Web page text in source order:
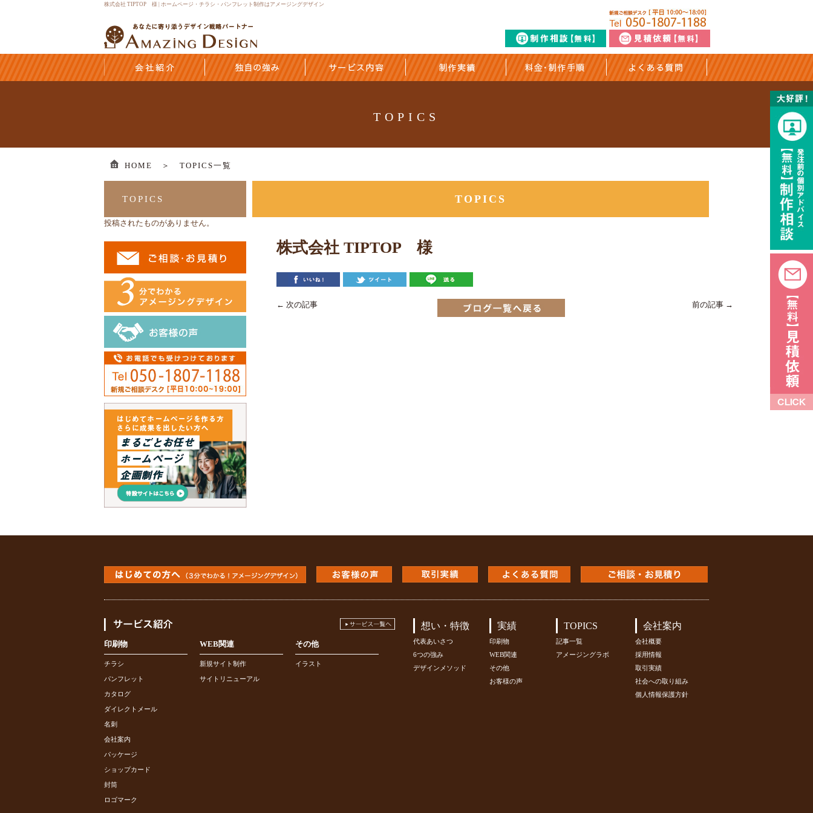
株式会社 TIPTOP 様 | ホームページ・チラシ・パンフレット制作はアメージングデザイン
TOPICS
HOME ＞ TOPICS一覧
TOPICS
株式会社 TIPTOP 様
← 次の記事 前の記事 →
TOPICS
投稿されたものがありません。
印刷物
チラシ
パンフレット
カタログ
ダイレクトメール
名刺
会社案内
パッケージ
ショップカード
封筒
ロゴマーク
WEB関連
新規サイト制作
サイトリニューアル
その他
イラスト
想い・特徴
代表あいさつ
6つの強み
デザインメソッド
実績
印刷物
WEB関連
その他
お客様の声
TOPICS
記事一覧
アメージングラボ
会社案内
会社概要
採用情報
取引実績
社会への取り組み
個人情報保護方針